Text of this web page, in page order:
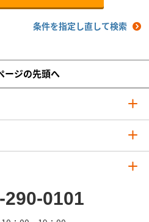
条件を指定し直して検索
ージの先頭へ
290-0101